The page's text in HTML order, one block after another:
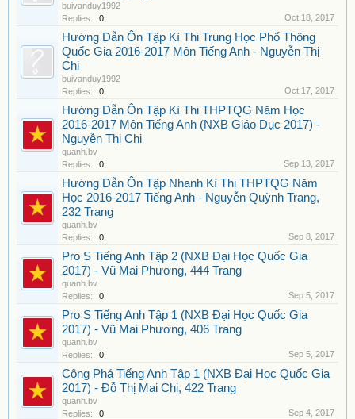
buivanduy1992
Replies:
0 Oct 18, 2017
Hướng Dẫn Ôn Tập Kì Thi Trung Học Phổ Thông
Quốc Gia 2016-2017 Môn Tiếng Anh - Nguyễn Thị
Chi
buivanduy1992
Replies:
0 Oct 17, 2017
Hướng Dẫn Ôn Tập Kì Thi THPTQG Năm Học
2016-2017 Môn Tiếng Anh (NXB Giáo Dục 2017) -
Nguyễn Thị Chi
quanh.bv
Replies:
0 Sep 13, 2017
Hướng Dẫn Ôn Tập Nhanh Kì Thi THPTQG Năm
Học 2016-2017 Tiếng Anh - Nguyễn Quỳnh Trang,
232 Trang
quanh.bv
Replies:
0 Sep 8, 2017
Pro S Tiếng Anh Tập 2 (NXB Đại Học Quốc Gia
2017) - Vũ Mai Phương, 444 Trang
quanh.bv
Replies:
0 Sep 5, 2017
Pro S Tiếng Anh Tập 1 (NXB Đại Học Quốc Gia
2017) - Vũ Mai Phương, 406 Trang
quanh.bv
Replies:
0 Sep 5, 2017
Công Phá Tiếng Anh Tập 1 (NXB Đại Học Quốc Gia
2017) - Đỗ Thị Mai Chi, 422 Trang
quanh.bv
Replies:
0 Sep 4, 2017